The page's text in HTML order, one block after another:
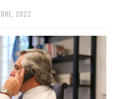
2022